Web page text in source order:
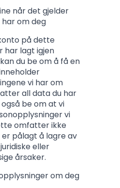
når det gjelder
om deg
på dette
har lagt igjen
du be om å få en
vi har om
all data du har
be om at vi
vi
omfatter ikke
pålagt å lagre av
eller
årsaker.
om deg